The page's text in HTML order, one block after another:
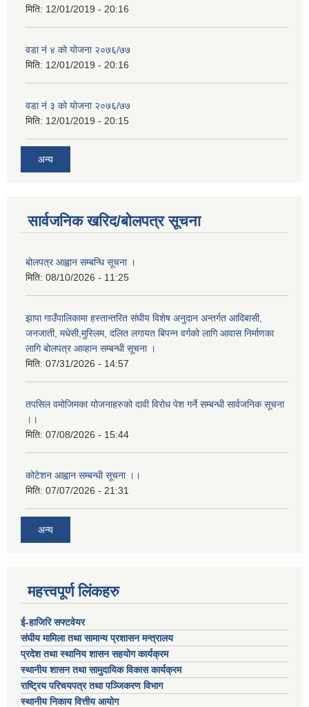
मिति: 12/01/2019 - 20:16
वडा नं ४ को योजना २०७६/७७
मिति: 12/01/2019 - 20:16
वडा नं ३ को योजना २०७६/७७
मिति: 12/01/2019 - 20:15
अन्य
सार्वजनिक खरिद/बोलपत्र सूचना
बोलपत्र आह्वान सम्बन्धि सूचना ।
मिति: 08/10/2026 - 11:25
झापा गाउँपालिकामा हस्तान्तरित संघीय विशेष अनुदान अन्तर्गत आदिबासी,
जनजाती, मधेसी,मुस्लिम, दलित लगायत बिपन्न वर्गको लागि आवास निर्माणका
लागि बोलपत्र आव्हान सम्बन्धी सूचना ।
मिति: 07/31/2026 - 14:57
तपसिल वमोजिमका योजनाहरुको दावी विरोध पेश गर्ने सम्बन्धी सार्वजनिक सूचना
।।
मिति: 07/08/2026 - 15:44
कोटेशन आह्वान सम्बन्धी सूचना ।।
मिति: 07/07/2026 - 21:31
अन्य
महत्त्वपूर्ण लिंकहरु
ई-हाजिरि सफ्टवेयर
संघीय मामिला तथा सामान्य प्रशासन मन्त्रालय
प्रदेश तथा स्थानिय शासन सहयोग कार्यक्रम
स्थानीय शासन तथा सामुदायिक विकास कार्यक्रम
राष्ट्रिय परिचयपत्र तथा पञ्जिकरण विभाग
स्थानीय निकाय वित्तीय आयोग